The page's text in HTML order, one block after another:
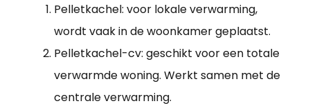
Pelletkachel: voor lokale verwarming,
wordt vaak in de woonkamer geplaatst.
Pelletkachel-cv: geschikt voor een totale
verwarmde woning. Werkt samen met de
centrale verwarming.